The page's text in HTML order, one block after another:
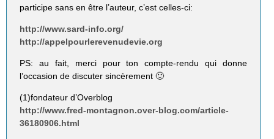
participe sans en être l’auteur, c’est celles-ci:
http://www.sard-info.org/
http://appelpourlerevenudevie.org
PS: au fait, merci pour ton compte-rendu qui donne
l’occasion de discuter sincèrement 🙂
(1)fondateur d’Overblog
http://www.fred-montagnon.over-blog.com/article-
36180906.html